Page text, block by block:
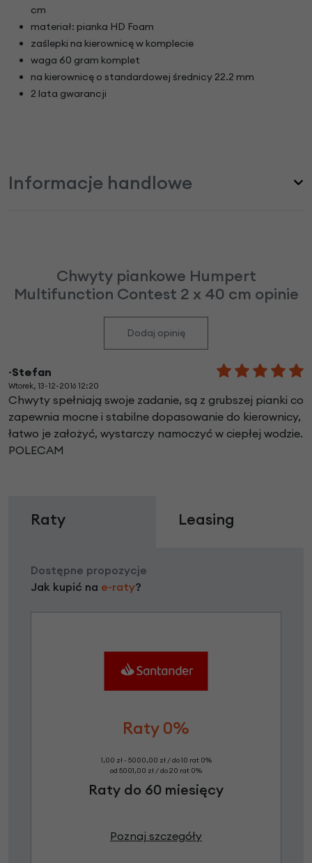
cm
materiał: pianka HD Foam
zaślepki na kierownicę w komplecie
waga 60 gram komplet
na kierownicę o standardowej średnicy 22.2 mm
2 lata gwarancji
Informacje handlowe
Chwyty piankowe Humpert
Multifunction Contest 2 x 40 cm opinie
Dodaj opinię
~Stefan
Wtorek, 13-12-2016 12:20
Chwyty spełniają swoje zadanie, są z grubszej pianki co
zapewnia mocne i stabilne dopasowanie do kierownicy,
łatwo je założyć, wystarczy namoczyć w ciepłej wodzie.
POLECAM
Raty Leasing
Dostępne propozycje
Jak kupić na e-raty?
Raty 0%
1,00 zł - 5000,00 zł / do 10 rat 0%
od 5001,00 zł / do 20 rat 0%
Raty do 60 miesięcy
Poznaj szczegóły